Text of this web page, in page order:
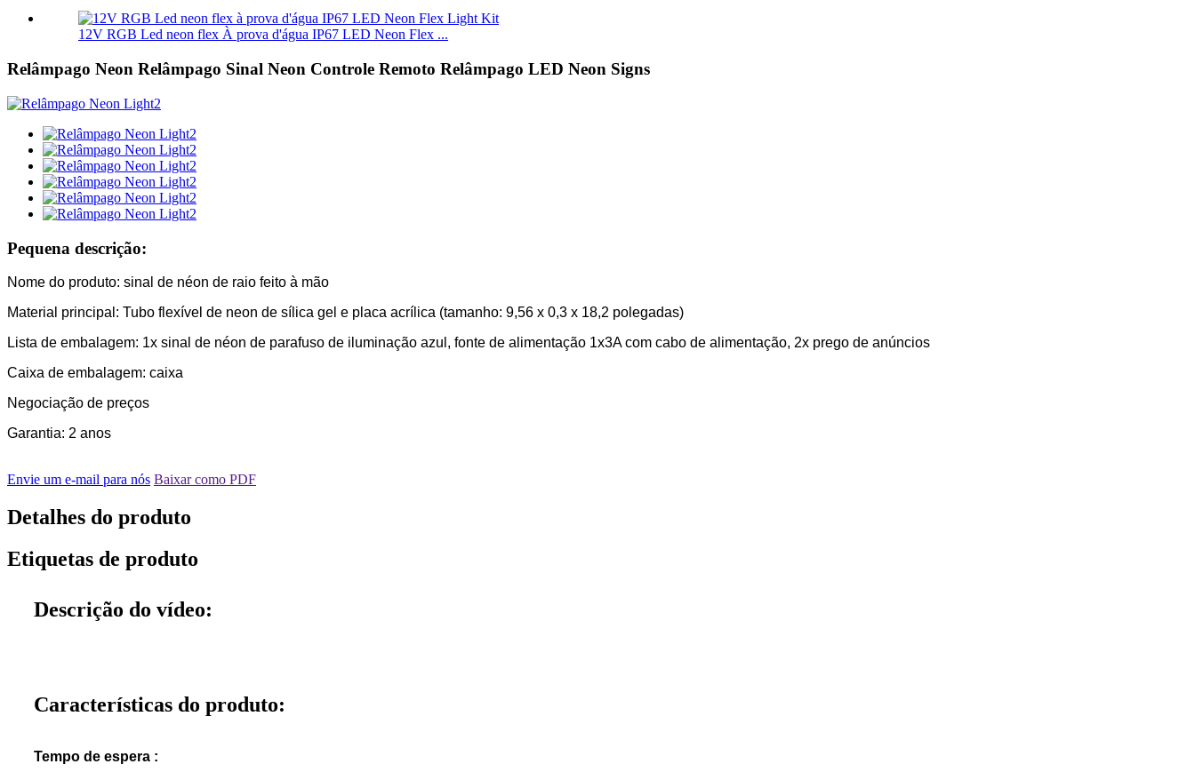
12V RGB Led neon flex À prova d'água IP67 LED Neon Flex ...
Relâmpago Neon Relâmpago Sinal Neon Controle Remoto Relâmpago LED Neon Signs
Pequena descrição:
Nome do produto: sinal de néon de raio feito à mão
Material principal: Tubo flexível de neon de sílica gel e placa acrílica (tamanho: 9,56 x 0,3 x 18,2 polegadas)
Lista de embalagem: 1x sinal de néon de parafuso de iluminação azul, fonte de alimentação 1x3A com cabo de alimentação, 2x prego de anúncios
Caixa de embalagem: caixa
Negociação de preços
Garantia: 2 anos
Envie um e-mail para nós Baixar como PDF
Detalhes do produto
Etiquetas de produto
Descrição do vídeo:
Características do produto:
Tempo de espera :